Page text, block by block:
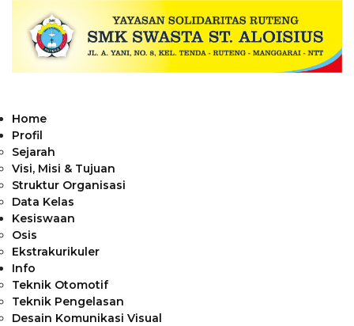
Home
Profil
Sejarah
Visi, Misi & Tujuan
Struktur Organisasi
Data Kelas
Kesiswaan
Osis
Ekstrakurikuler
Info
Teknik Otomotif
Teknik Pengelasan
Desain Komunikasi Visual